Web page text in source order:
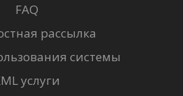
FAQ
рассылка
системы
услуги